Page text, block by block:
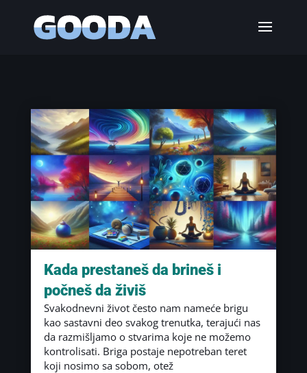
Kada prestaneš da brineš i
počneš da živiš
Svakodnevni život često nam nameće brigu
kao sastavni deo svakog trenutka, terajući nas
da razmišljamo o stvarima koje ne možemo
kontrolisati. Briga postaje nepotreban teret
koji nosimo sa sobom, otež